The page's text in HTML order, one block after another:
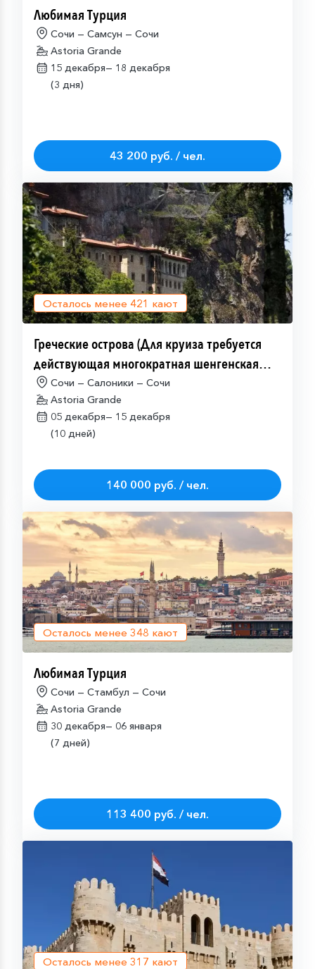
Любимая Турция
Сочи — Самсун — Сочи
Astoria Grande
15 декабря— 18 декабря
(3 дня)
43 200 руб. / чел.
Осталось менее 421 кают
Греческие острова (Для круиза требуется
действующая многократная шенгенская
виза)Сочи — Салоники — Сочи
Astoria Grande
05 декабря— 15 декабря
(10 дней)
140 000 руб. / чел.
Осталось менее 348 кают
Любимая Турция
Сочи — Стамбул — Сочи
Astoria Grande
30 декабря— 06 января
(7 дней)
113 400 руб. / чел.
Осталось менее 317 кают